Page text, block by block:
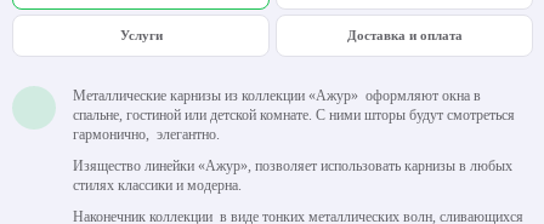
Услуги Доставка и оплата
Металлические карнизы из коллекции «Ажур» оформляют окна в
спальне, гостиной или детской комнате. С ними шторы будут смотреться
гармонично, элегантно.
Изящество линейки «Ажур», позволяет использовать карнизы в любых
стилях классики и модерна.
Наконечник коллекции в виде тонких металлических волн, сливающихся